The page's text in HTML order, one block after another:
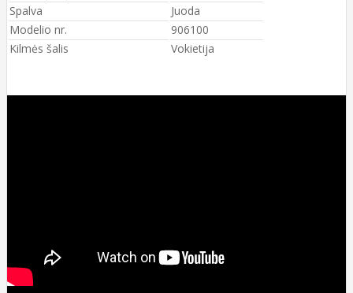
Spalva
Juoda
Modelio nr.
906100
Kilmės šalis
Vokietija